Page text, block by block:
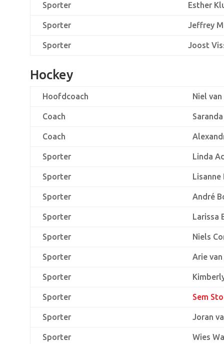
Sporter Esther
Sporter Jeffrey
Sporter Joost
Hockey
Hoofdcoach Niel
Coach
Coach
Sporter Linda
Sporter Lisanne
Sporter André
Sporter Larissa
Sporter Niels
Sporter Arie
Sporter
Sporter Sem
Sporter Joran
Sporter Wies